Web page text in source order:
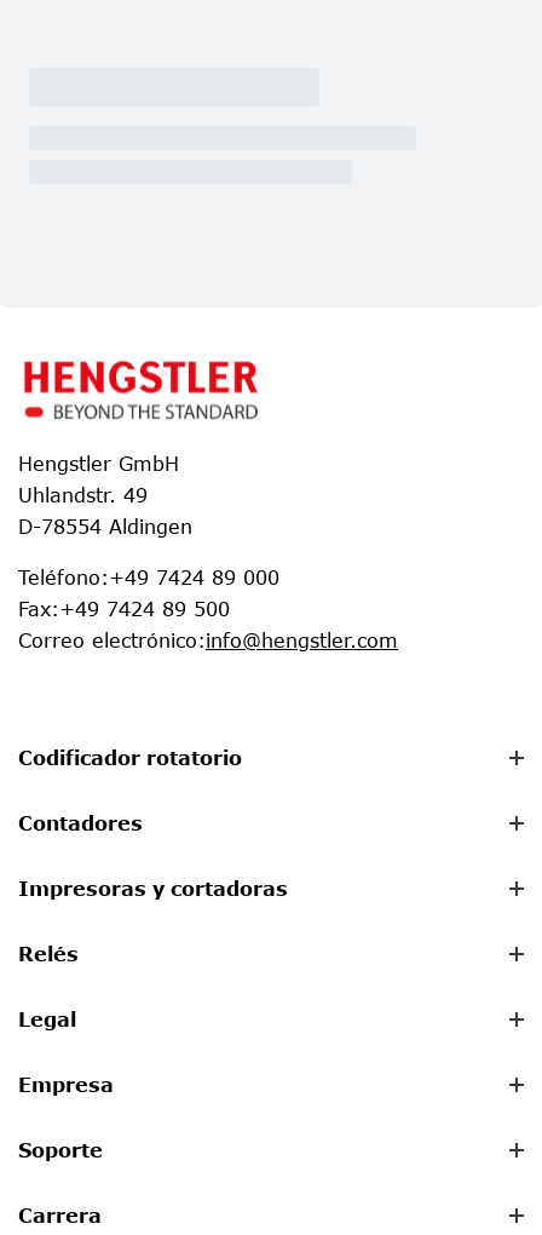
Hengstler GmbH
Uhlandstr. 49
D-78554 Aldingen
Teléfono:+49 7424 89 000
Fax:+49 7424 89 500
Correo electrónico:info@hengstler.com
Codificador rotatorio
Contadores
Impresoras y cortadoras
Relés
Legal
Empresa
Soporte
Carrera